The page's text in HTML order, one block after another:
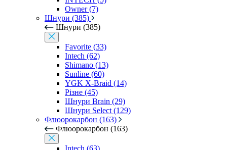
Owner (7)
Шнури (385)
Шнури (385)
Favorite (33)
Intech (62)
Shimano (13)
Sunline (60)
YGK X-Braid (14)
Різне (45)
Шнури Brain (29)
Шнури Select (129)
Флюорокарбон (163)
Флюорокарбон (163)
Intech (63)